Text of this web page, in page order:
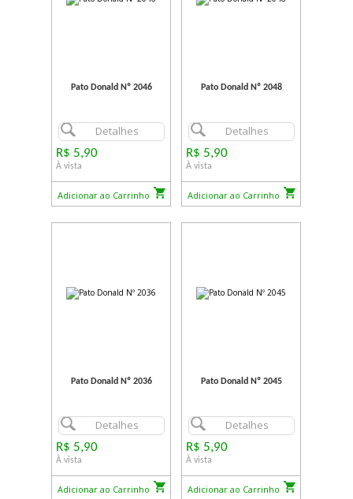
Pato Donald Nº 2046
Detalhes
R$ 5,90
À vista
Adicionar ao Carrinho
Pato Donald Nº 2048
Detalhes
R$ 5,90
À vista
Adicionar ao Carrinho
Pato Donald Nº 2036
Detalhes
R$ 5,90
À vista
Adicionar ao Carrinho
Pato Donald Nº 2045
Detalhes
R$ 5,90
À vista
Adicionar ao Carrinho